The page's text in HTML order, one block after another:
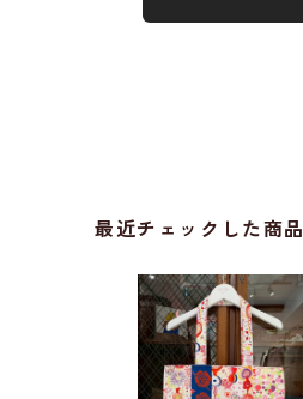
最近チェックした商品